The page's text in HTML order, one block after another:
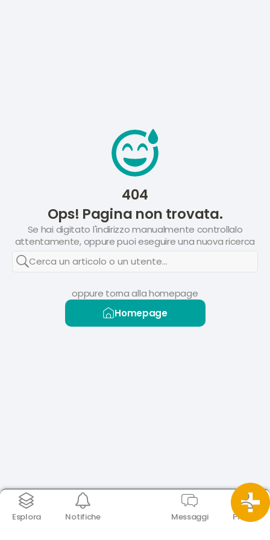
Esplora Notifiche Messaggi Profilo
404
Ops! Pagina non trovata.
Se hai digitato l'indirizzo manualmente controllalo
attentamente, oppure puoi eseguire una nuova ricerca
Cerca un articolo o un utente...
oppure torna alla homepage
Homepage